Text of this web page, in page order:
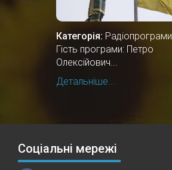
Категорія: Радіопрограми
Гість програми: Петро
Олексійович...
Детальніше...
Соціальні мережі